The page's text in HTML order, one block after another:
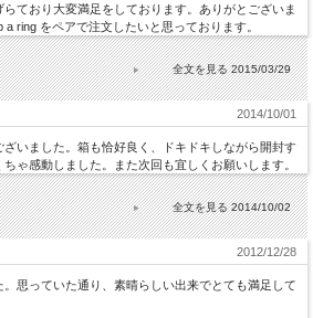
ており大変満足をしております。ありがとございま
ring をペアで注文したいと思っております。
2015/03/29
2014/10/01
いました。箱も恰好良く、ドキドキしながら開封す
ゃ感動しました。また次回も宜しくお願いします。
2014/10/02
2012/12/28
思っていた通り、素晴らしい出来でとても満足して